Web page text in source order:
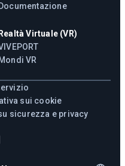
Virtuale (VR)
VR
sui cookie
sicurezza e privacy